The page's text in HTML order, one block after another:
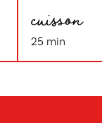
cuisson
25 min